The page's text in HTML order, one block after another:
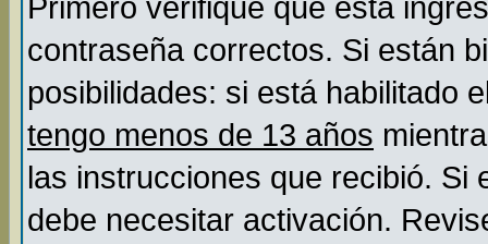
Primero verifique que está
contraseña correctos. Si están
posibilidades: si está habilitado
tengo menos de 13 años
las instrucciones que recibió. Si
debe necesitar activación.